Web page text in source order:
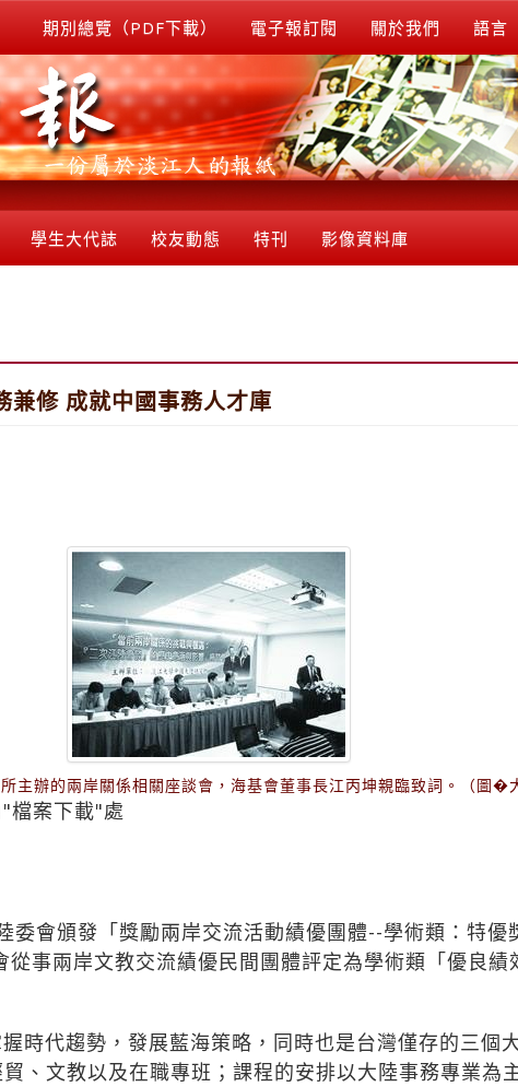
期別總覽（PDF下載） 電子報訂閱 關於我們 語言
學生大代誌 校友動態 特刊 影像資料庫
兼修 成就中國事務人才庫
主辦的兩岸關係相關座談會，海基會董事長江丙坤親臨致詞。（圖�
檔案下載"處
委會頒發「獎勵兩岸交流活動績優團體--學術類：特優
事兩岸文教交流績優民間團體評定為學術類「優良績
時代趨勢，發展藍海策略，同時也是台灣僅存的三個
、文教以及在職專班；課程的安排以大陸事務專業為